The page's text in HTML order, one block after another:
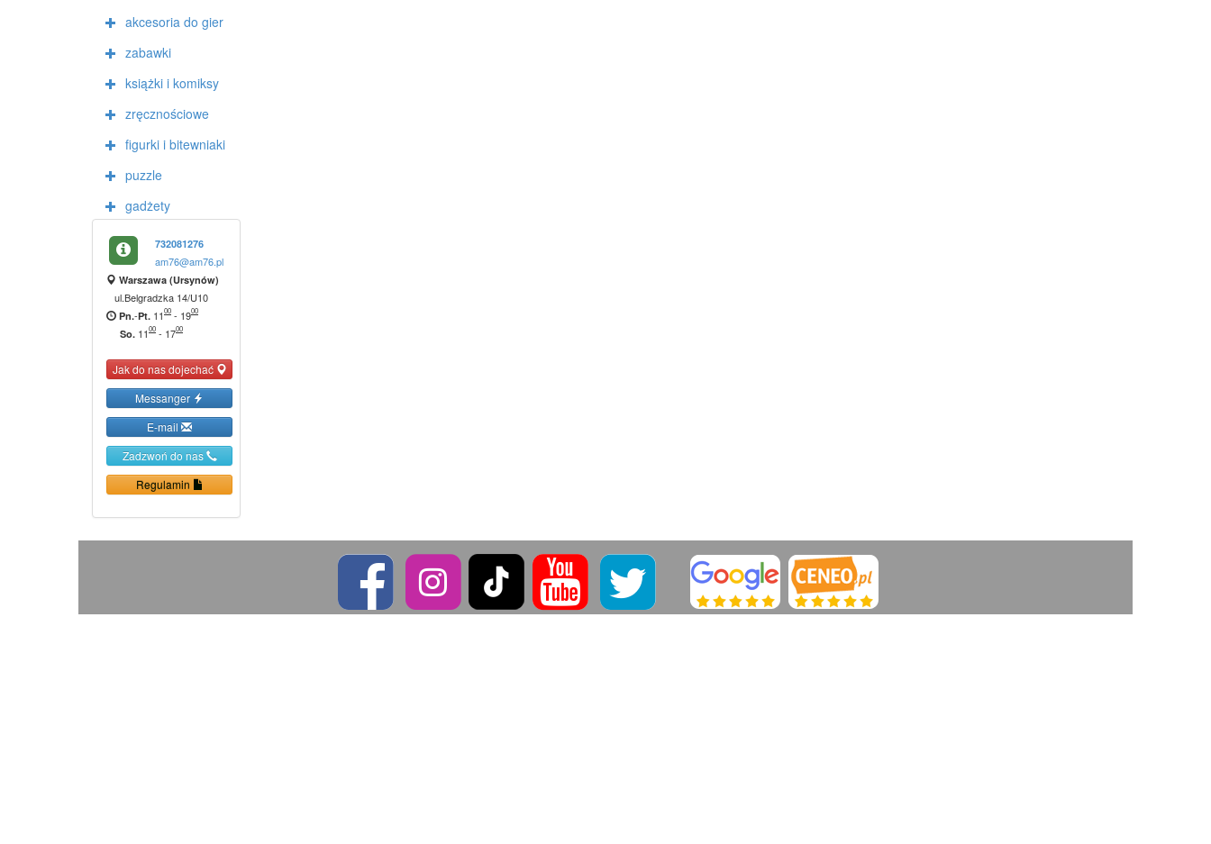
akcesoria do gier
zabawki
książki i komiksy
zręcznościowe
figurki i bitewniaki
puzzle
gadżety
732081276
am76@am76.pl
Warszawa (Ursynów)
ul.Belgradzka 14/U10
Pn.-Pt. 1100 - 1900
So. 1100 - 1700
Jak do nas dojechać
Messanger
E-mail
Zadzwoń do nas
Regulamin